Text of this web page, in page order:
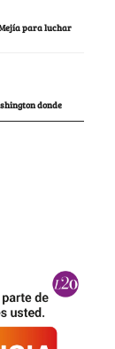
para luchar
donde